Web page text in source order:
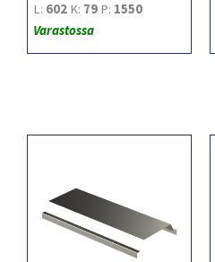
L: 602 K: 79 P: 1550
Varastossa